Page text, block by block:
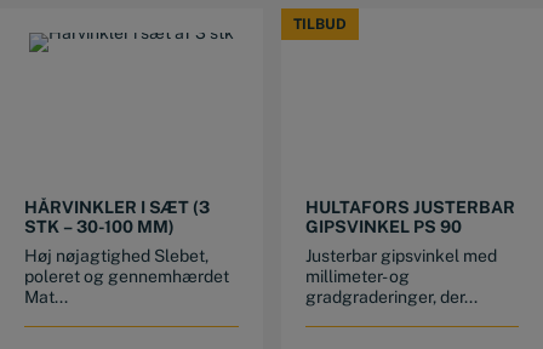
HÅRVINKLER I SÆT (3
STK – 30-100 MM)
Høj nøjagtighed Slebet,
poleret og gennemhærdet
Mat...
TILBUD
TILBUD
HULTAFORS JUSTERBAR
GIPSVINKEL PS 90
Justerbar gipsvinkel med
millimeter- og
gradgraderinger, der...